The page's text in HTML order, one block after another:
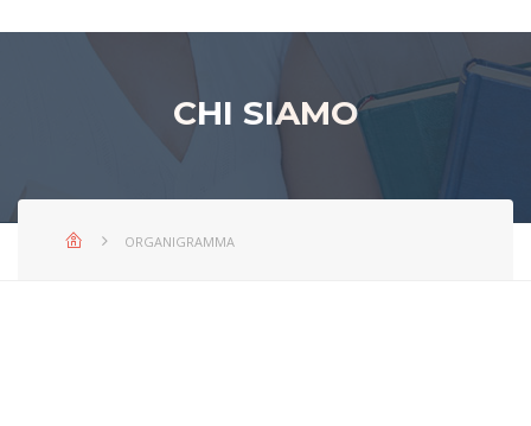
CHI SIAMO
ORGANIGRAMMA